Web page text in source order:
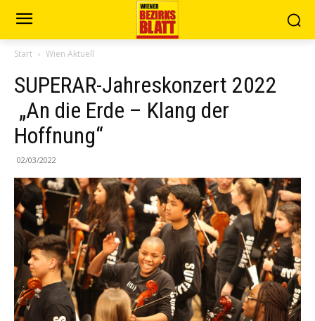
Start Wien Aktuell
SUPERAR-Jahreskonzert 2022
„An die Erde – Klang der
Hoffnung“
02/03/2022